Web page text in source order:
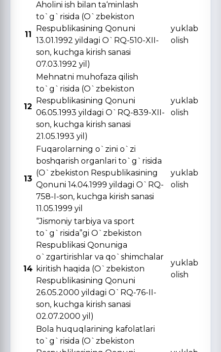
11
Aholini ish bilan ta‘minlash
to`g`risida (O`zbekiston
Respublikasining Qonuni
13.01.1992 yildagi O`RQ-510-XII-
son, kuchga kirish sanasi
07.03.1992 yil)
yuklab
olish
12
Mehnatni muhofaza qilish
to`g`risida (O`zbekiston
Respublikasining Qonuni
06.05.1993 yildagi O`RQ-839-XII-
son, kuchga kirish sanasi
21.05.1993 yil)
yuklab
olish
13
Fuqarolarning o`zini o`zi
boshqarish organlari to`g`risida
(O`zbekiston Respublikasining
Qonuni 14.04.1999 yildagi O`RQ-
758-I-son, kuchga kirish sanasi
11.05.1999 yil
yuklab
olish
14
“Jismoniy tarbiya va sport
to`g`risida”gi O`zbekiston
Respublikasi Qonuniga
o`zgartirishlar va qo`shimchalar
kiritish haqida (O`zbekiston
Respublikasining Qonuni
26.05.2000 yildagi O`RQ-76-II-
son, kuchga kirish sanasi
02.07.2000 yil)
yuklab
olish
Bola huquqlarining kafolatlari
to`g`risida (O`zbekiston